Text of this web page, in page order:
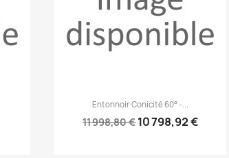
Aperçu rapide
Entonnoir Conicité 60° -...
11 998,80 €10 798,92 €